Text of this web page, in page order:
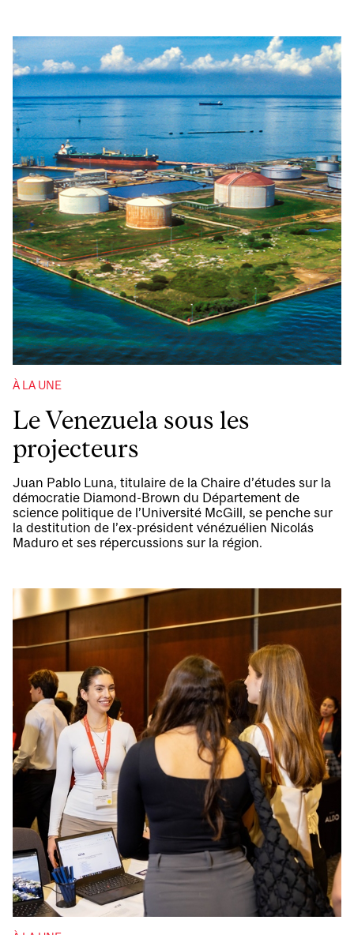
À LA UNE
Le Venezuela sous les
projecteurs
Juan Pablo Luna, titulaire de la Chaire d’études sur la
démocratie Diamond-Brown du Département de
science politique de l’Université McGill, se penche sur
la destitution de l’ex-président vénézuélien Nicolás
Maduro et ses répercussions sur la région.